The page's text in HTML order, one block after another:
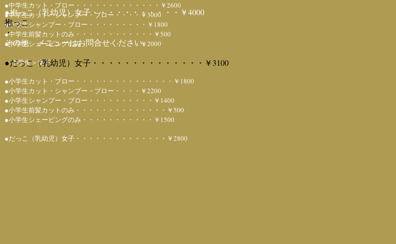
●中学生カット・ブロー・・・・・・・・・・・・・￥2600
●中学生カット・シャンプー・ブロー・・・・￥3000
●中学生シャンプー・ブロー・・・・・・・・・￥1800
●中学生前髪カットのみ・・・・・・・・・・・・￥500
●中学生シェービングのみ・・・・・・・・・￥2000
＜小学生＞女子
●小学生カット・ブロー・・・・・・・・・・・・・・・￥1800
●小学生カット・シャンプー・ブロー・・・・￥2200
●小学生シャンプー・ブロー・・・・・・・・・・￥1400
●小学生前髪カットのみ・・・・・・・・・・・・・・￥500
●小学生シェービングのみ・・・・・・・・・・・￥1500
●だっこ（乳幼児）女子・・・・・・・・・・・・・・￥2800
●抱っこ（乳幼児）女子・・・・・・・・・・・￥4000
​抱っこ
・
​その他 メニューはお問合せください。
●だっこ（乳幼児）女子・・・・・・・・・・・・・・￥3100